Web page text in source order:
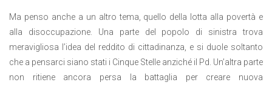
Ma penso anche a un altro tema, quello della lotta alla povertà e
alla disoccupazione. Una parte del popolo di sinistra trova
meravigliosa l’idea del reddito di cittadinanza, e si duole soltanto
che a pensarci siano stati i Cinque Stelle anziché il Pd. Un’altra parte
non ritiene ancora persa la battaglia per creare nuova